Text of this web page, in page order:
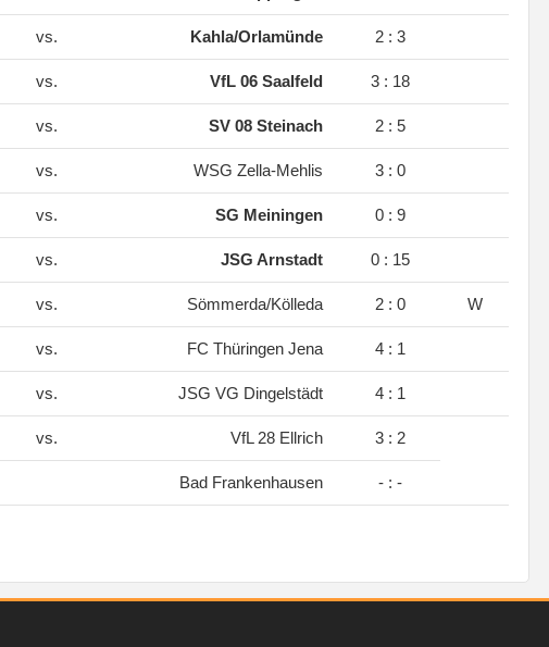
vs. Kahla/Orlamünde 2 : 3
vs. VfL 06 Saalfeld 3 : 18
vs. SV 08 Steinach 2 : 5
vs. WSG Zella-Mehlis 3 : 0
vs. SG Meiningen 0 : 9
vs. JSG Arnstadt 0 : 15
vs. Sömmerda/Kölleda 2 : 0 W
vs. FC Thüringen Jena 4 : 1
vs. JSG VG Dingelstädt 4 : 1
vs. VfL 28 Ellrich 3 : 2
Bad Frankenhausen - : -